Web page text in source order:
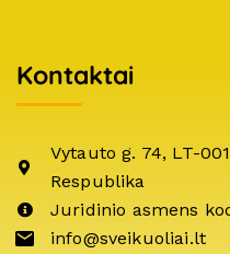
Kontaktai
Vytauto g. 74, LT-
Respublika
Juridinio asmens
info@sveikuoliai.lt